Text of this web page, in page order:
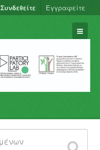
Συνδεθείτε Εγγραφείτε